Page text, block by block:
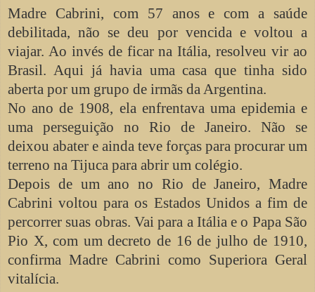
Madre Cabrini, com 57 anos e com a saúde
debilitada, não se deu por vencida e voltou a
viajar. Ao invés de ficar na Itália, resolveu vir ao
Brasil. Aqui já havia uma casa que tinha sido
aberta por um grupo de irmãs da Argentina.
No ano de 1908, ela enfrentava uma epidemia e
uma perseguição no Rio de Janeiro. Não se
deixou abater e ainda teve forças para procurar um
terreno na Tijuca para abrir um colégio.
Depois de um ano no Rio de Janeiro, Madre
Cabrini voltou para os Estados Unidos a fim de
percorrer suas obras. Vai para a Itália e o Papa São
Pio X, com um decreto de 16 de julho de 1910,
confirma Madre Cabrini como Superiora Geral
vitalícia.